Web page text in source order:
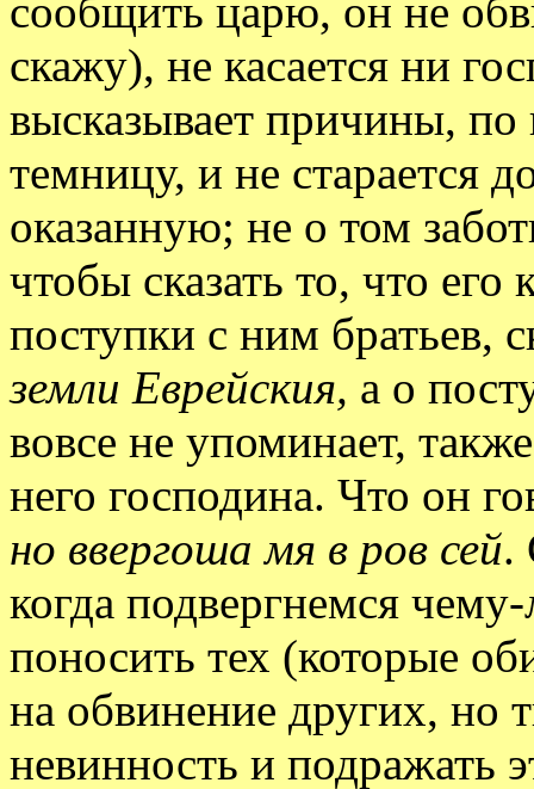
сообщить царю, он не
скажу), не касается ни
высказывает причины, по
темницу, и не старается
оказанную; не о том
чтобы сказать то, что его
поступки с ним братьев,
земли Еврейския, а о
вовсе не упоминает,
него господина. Что он
но ввергоша мя в ров сей.
когда подвергнемся
поносить тех (которые
на обвинение других, но
невинность и подражать